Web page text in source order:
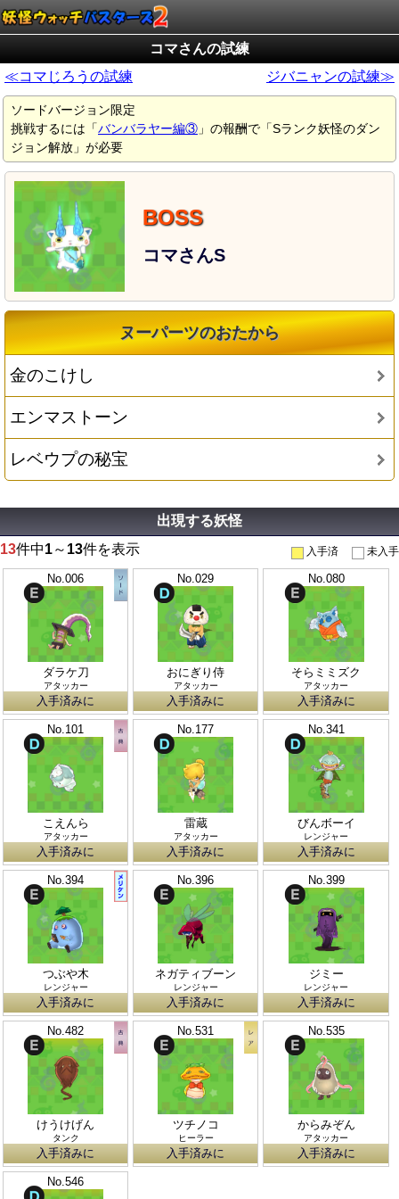
コマさんの試練
≪コマじろうの試練
ジバニャンの試練≫
ソードバージョン限定
挑戦するには「バンバラヤー編③ 」の報酬で「Sランク妖怪のダン
ジョン解放」が必要
コマさんS
ヌーパーツのおたから
金のこけし
エンマストーン
レベウプの秘宝
出現する妖怪
13件中1～ 13件を表示 入手済 未入手
No.006
ダラケ刀
アタッカー
入手済みに
No.029
おにぎり侍
アタッカー
入手済みに
No.080
そらミミズク
アタッカー
入手済みに
No.101
こえんら
アタッカー
入手済みに
No.177
雷蔵
アタッカー
入手済みに
No.341
びんボーイ
レンジャー
入手済みに
No.394
つぶや木
レンジャー
入手済みに
No.396
ネガティブーン
レンジャー
入手済みに
No.399
ジミー
レンジャー
入手済みに
No.482
けうけげん
タンク
入手済みに
No.531
ツチノコ
ヒーラー
入手済みに
No.535
からみぞん
アタッカー
入手済みに
No.546